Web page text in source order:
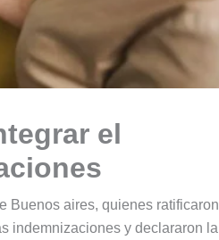
el
Buenos aires, quienes ratificaron
indemnizaciones y declararon la